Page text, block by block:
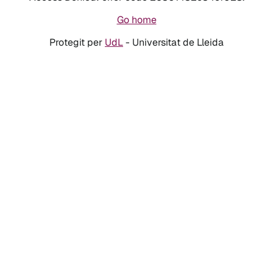
Go home
Protegit per UdL- Universitat de Lleida